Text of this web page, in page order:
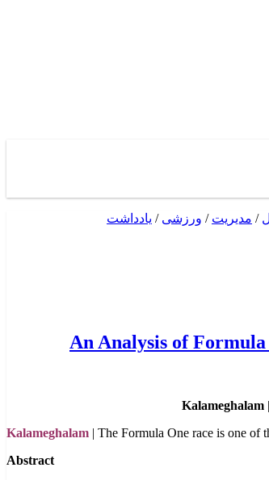
/ مدیریت / ورزشی / یادداشت
An Analysis of
Kalameghalam
Kalameghalam | The Formula One race is one of
Abstract